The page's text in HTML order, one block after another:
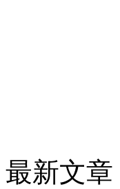
最新文章